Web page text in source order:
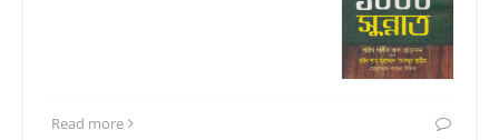
Read more